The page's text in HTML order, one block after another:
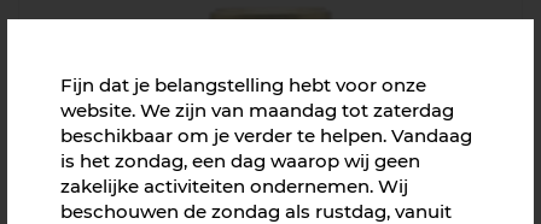
Fijn dat je belangstelling hebt voor onze
website. We zijn van maandag tot zaterdag
beschikbaar om je verder te helpen. Vandaag
is het zondag, een dag waarop wij geen
zakelijke activiteiten ondernemen. Wij
beschouwen de zondag als rustdag, vanuit